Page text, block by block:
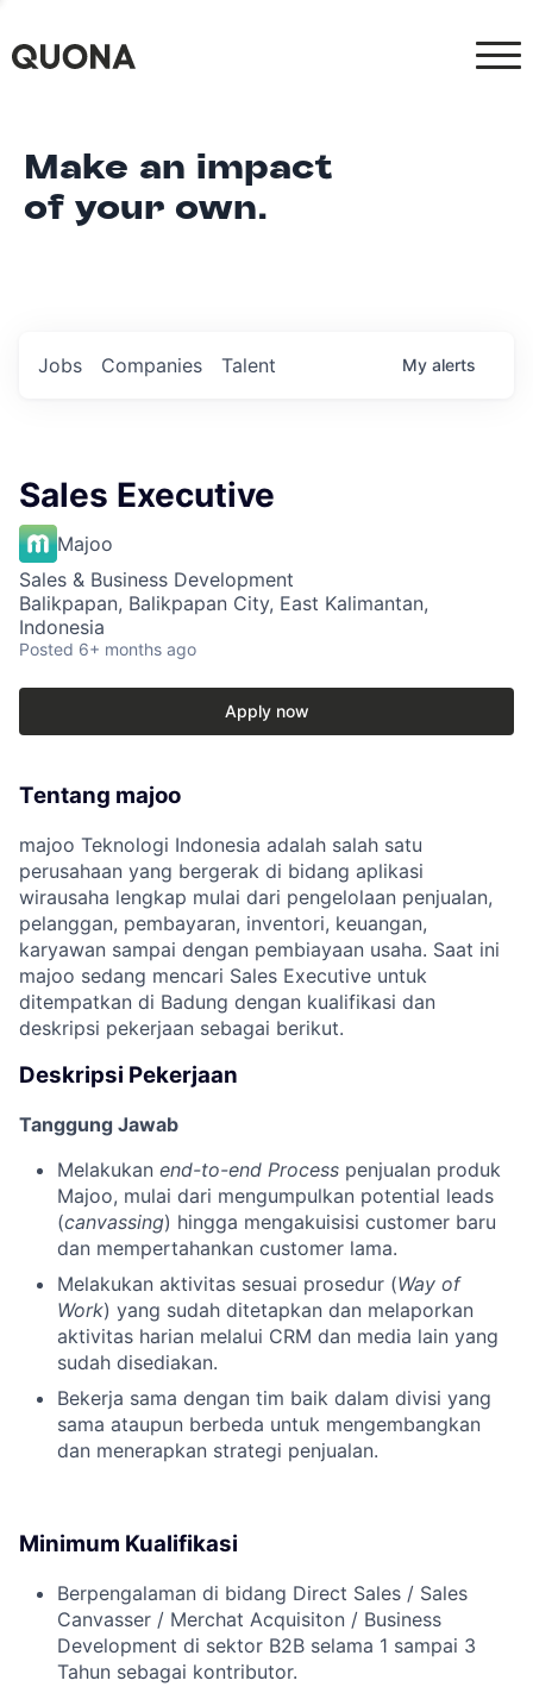
Make an impact
of your own.
Jobs Companies Talent My alerts
Sales Executive
Majoo
Sales & Business Development
Balikpapan, Balikpapan City, East Kalimantan,
Indonesia
Posted 6+ months ago
Apply now
Tentang majoo
majoo Teknologi Indonesia adalah salah satu
perusahaan yang bergerak di bidang aplikasi
wirausaha lengkap mulai dari pengelolaan penjualan,
pelanggan, pembayaran, inventori, keuangan,
karyawan sampai dengan pembiayaan usaha. Saat ini
majoo sedang mencari Sales Executive untuk
ditempatkan di Badung dengan kualifikasi dan
deskripsi pekerjaan sebagai berikut.
Deskripsi Pekerjaan
Tanggung Jawab
Melakukan end-to-end Process penjualan produk
Majoo, mulai dari mengumpulkan potential leads
(canvassing) hingga mengakuisisi customer baru
dan mempertahankan customer lama.
Melakukan aktivitas sesuai prosedur (Way of
Work) yang sudah ditetapkan dan melaporkan
aktivitas harian melalui CRM dan media lain yang
sudah disediakan.
Bekerja sama dengan tim baik dalam divisi yang
sama ataupun berbeda untuk mengembangkan
dan menerapkan strategi penjualan.
Minimum Kualifikasi
Berpengalaman di bidang Direct Sales / Sales
Canvasser / Merchat Acquisiton / Business
Development di sektor B2B selama 1 sampai 3
Tahun sebagai kontributor.